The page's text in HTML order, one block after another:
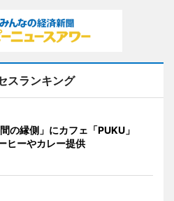
スランキング
の縁側」にカフェ「PUKU」
ヒーやカレー提供